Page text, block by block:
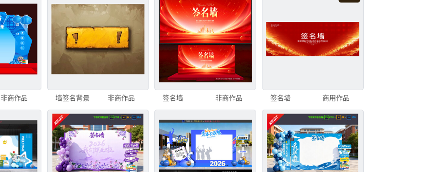
非商作品 墙签名背景 非商作品 签名墙 非商作品 签名墙 商用作品